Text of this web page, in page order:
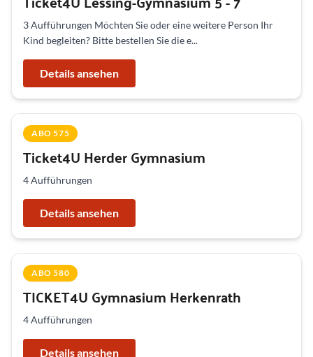
3 Aufführungen Möchten Sie oder eine weitere Person Ihr
Kind begleiten? Bitte bestellen Sie die e...
Details ansehen
ABO 575
Ticket4U Herder Gymnasium
4 Aufführungen
Details ansehen
ABO 580
TICKET4U Gymnasium Herkenrath
4 Aufführungen
Details ansehen